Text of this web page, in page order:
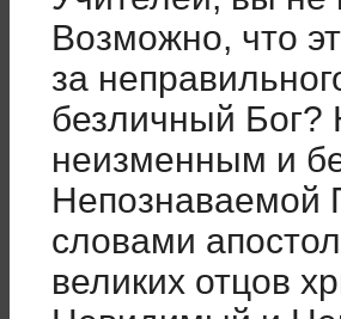
Возможно, что
за
безличный
неизменным и
Непознаваемой
словами
великих отцов